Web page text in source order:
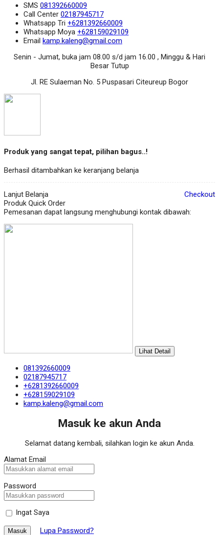
SMS 081392660009
Call Center 02187945717
Whatsapp Tri +6281392660009
Whatsapp Moya +628159029109
Email kamp.kaleng@gmail.com
Senin - Jumat, buka jam 08.00 s/d jam 16.00 , Minggu & Hari
Besar Tutup
Jl. RE Sulaeman No. 5 Puspasari Citeureup Bogor
Produk yang sangat tepat, pilihan bagus..!
Berhasil ditambahkan ke keranjang belanja
Lanjut Belanja
Checkout
Produk Quick Order
Pemesanan dapat langsung menghubungi kontak dibawah:
Lihat Detail
081392660009
02187945717
+6281392660009
+628159029109
kamp.kaleng@gmail.com
Masuk ke akun Anda
Selamat datang kembali, silahkan login ke akun Anda.
Alamat Email
Password
Ingat Saya
Masuk Lupa Password?